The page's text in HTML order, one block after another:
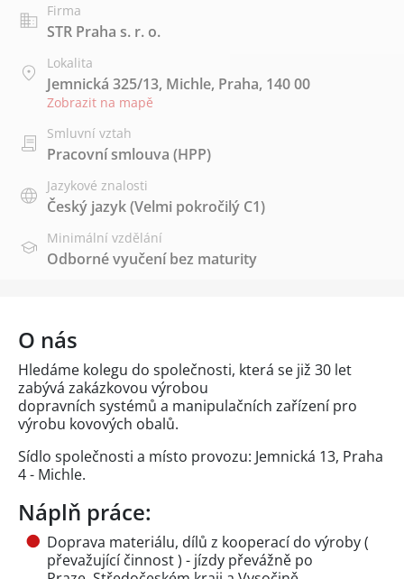
Firma
STR Praha s. r. o.
Lokalita
Jemnická 325/13, Michle, Praha, 140 00
Zobrazit na mapě
Smluvní vztah
Pracovní smlouva (HPP)
Jazykové znalosti
Český jazyk(Velmi pokročilý C1)
Minimální vzdělání
Odborné vyučení bez maturity
O nás
Hledáme kolegu do společnosti, která se již 30 let
zabývá zakázkovou výrobou
dopravních systémů a manipulačních zařízení pro
výrobu kovových obalů.
Sídlo společnosti a místo provozu: Jemnická 13, Praha
4 - Michle.
Náplň práce:
Doprava materiálu, dílů z kooperací do výroby (
převažující činnost ) - jízdy převážně po